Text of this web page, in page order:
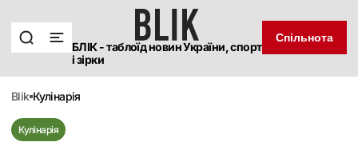
БЛІК - таблоїд новин України, спорт
і зірки
Спільнота
blik кулінарія
Кулінарія